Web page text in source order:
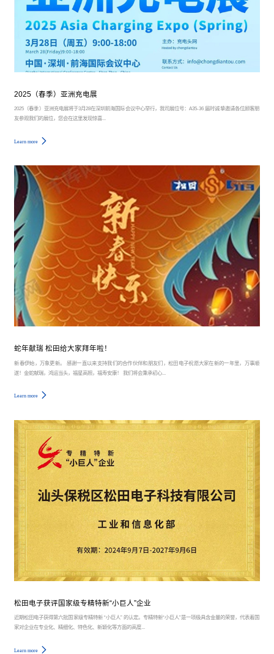
2025（春季）亚洲充电展
2025（春季）亚洲充电展将于3月28在深圳前海国际会议中心举行，我司展位号：A35-36 届时诚挚邀请各位顾客朋
友参观我们的展位，您会在这里发现惊喜...
Learn more
蛇年献瑞 松田给大家拜年啦！
新春伊始，万象更新。 感谢一直以来支持我们的合作伙伴和朋友们，松田电子祝愿大家在新的一年里，万事顺
遂！金蛇献瑞，鸿运当头，福星高照，福寿安康！ 我们将会秉承初心...
Learn more
松田电子获评国家级专精特新“小巨人”企业
近期松田电子获得第六批国家级专精特新 “小巨人” 的认定。专精特新“小巨人”是一项极具含金量的荣誉，代表着国
家对企业在专业化、精细化、特色化、新颖化等方面的高度...
Learn more